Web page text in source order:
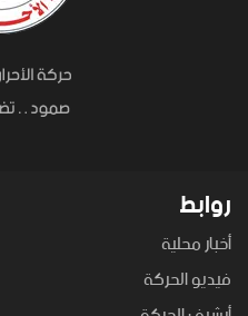
روابط
أخبار محلية
فيديو الحركة